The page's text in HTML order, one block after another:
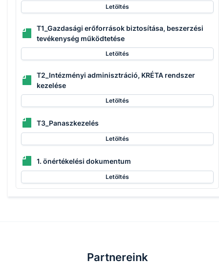
Letöltés
T1_Gazdasági erőforrások biztosítása, beszerzési
tevékenység működtetése
Letöltés
T2_Intézményi adminisztráció, KRÉTA rendszer
kezelése
Letöltés
T3_Panaszkezelés
Letöltés
1. önértékelési dokumentum
Letöltés
Partnereink